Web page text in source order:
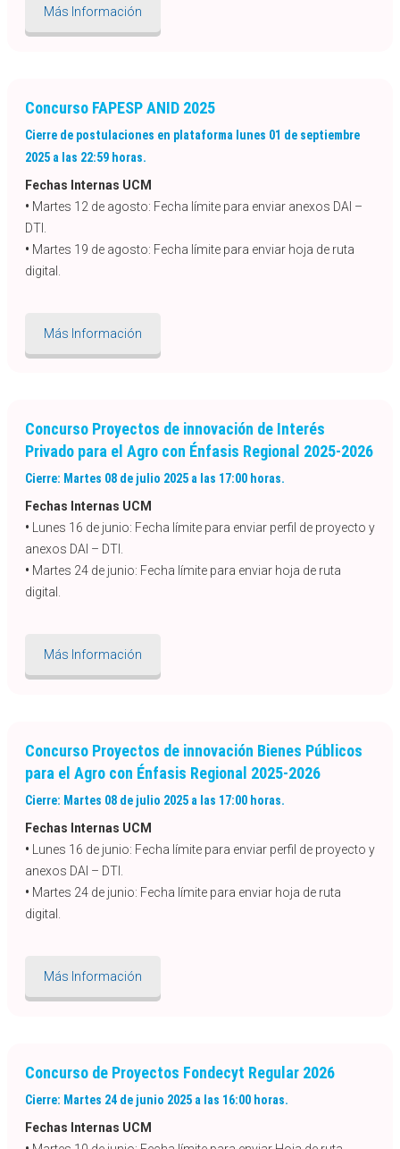
Más Información
Concurso FAPESP ANID 2025
Cierre de postulaciones en plataforma lunes 01 de septiembre
2025 a las 22:59 horas.
Fechas Internas UCM
• Martes 12 de agosto: Fecha límite para enviar anexos DAI –
DTI.
• Martes 19 de agosto: Fecha límite para enviar hoja de ruta
digital.
Más Información
Concurso Proyectos de innovación de Interés
Privado para el Agro con Énfasis Regional 2025-2026
Cierre: Martes 08 de julio 2025 a las 17:00 horas.
Fechas Internas UCM
• Lunes 16 de junio: Fecha límite para enviar perfil de proyecto y
anexos DAI – DTI.
• Martes 24 de junio: Fecha límite para enviar hoja de ruta
digital.
Más Información
Concurso Proyectos de innovación Bienes Públicos
para el Agro con Énfasis Regional 2025-2026
Cierre: Martes 08 de julio 2025 a las 17:00 horas.
Fechas Internas UCM
• Lunes 16 de junio: Fecha límite para enviar perfil de proyecto y
anexos DAI – DTI.
• Martes 24 de junio: Fecha límite para enviar hoja de ruta
digital.
Más Información
Concurso de Proyectos Fondecyt Regular 2026
Cierre: Martes 24 de junio 2025 a las 16:00 horas.
Fechas Internas UCM